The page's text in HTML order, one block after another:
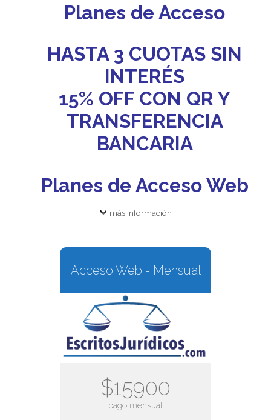
Planes de Acceso
HASTA 3 CUOTAS SIN
INTERÉS
15% OFF CON QR Y
TRANSFERENCIA
BANCARIA
Planes de Acceso Web
más información
Acceso Web - Mensual
$15900
pago mensual